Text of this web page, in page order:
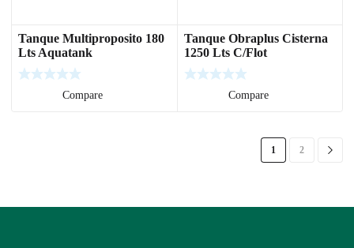
Tanque Multiproposito 180
Lts Aquatank
Compare
Tanque Obraplus Cisterna
1250 Lts C/Flot
Compare
1 2